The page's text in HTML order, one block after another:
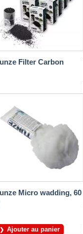
Filter Carbon
Micro wadding, 60
Ajouter au panier